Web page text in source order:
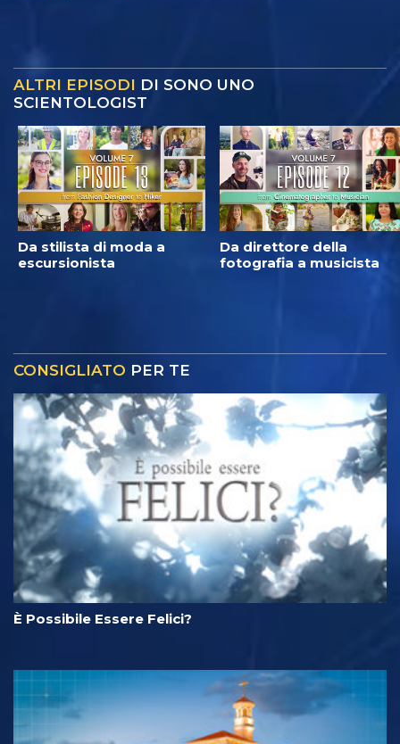
ALTRI EPISODI DI SONO UNO
SCIENTOLOGIST
Da stilista di moda a
escursionista
Da direttore della
fotografia a musicista
CONSIGLIATO PER TE
È Possibile Essere Felici?